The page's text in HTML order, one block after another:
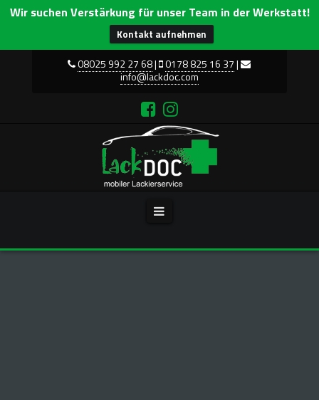
Wir suchen Verstärkung für unser Team in der Werkstatt!
Kontakt aufnehmen
08025 992 27 68| 0178 825 16 37|
info@lackdoc.com
Lack
Doc Navigation